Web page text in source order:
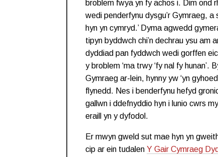
broblem fwya yn fy achos i. Dim ond
wedi penderfynu dysgu’r Gymraeg,
hyn yn cymryd.’ Dyma agwedd
tipyn byddwch chi’n dechrau ysu am
dyddiad pan fyddwch wedi gorffen
y broblem ‘ma trwy ‘fy nal fy hunan’.
Gymraeg ar-lein, hynny yw ‘yn
flynedd. Nes i benderfynu hefyd
gallwn i ddefnyddio hyn i lunio cwrs
eraill yn y dyfodol.
Er mwyn gweld sut mae hyn yn
cip ar ein tudalen Y Gair Cymraeg